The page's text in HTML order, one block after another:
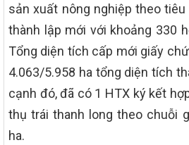
sản xuất nông nghiệp theo
thành lập mới với khoảng 330
Tổng diện tích cấp mới giấy
4.063/5.958 ha tổng diện tích
cạnh đó, đã có 1 HTX ký kết
thụ trái thanh long theo chuỗi
ha.